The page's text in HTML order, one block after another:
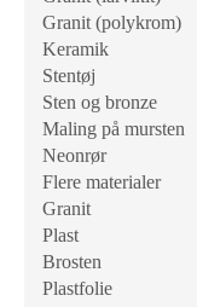
Granit (polykrom)
Keramik
Stentøj
Sten og bronze
Maling på mursten
Neonrør
Flere materialer
Granit
Plast
Brosten
Plastfolie